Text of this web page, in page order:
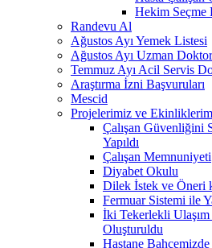
Hekim Seçme
Randevu Al
Ağustos Ayı Yemek Listesi
Ağustos Ayı Uzman
Temmuz Ayı Acil Servis
Araştırma İzni Başvuruları
Mescid
Projelerimiz ve
Çalışan Güvenliğini
Yapıldı
Çalışan Memnuniyeti
Diyabet Okulu
Dilek İstek ve Öneri
Fermuar Sistemi ile
İki Tekerlekli Ulaşım
Oluşturuldu
Hastane Bahçemizde